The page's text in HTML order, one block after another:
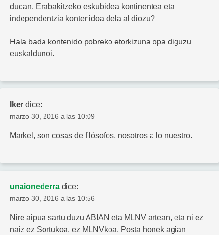
dudan. Erabakitzeko eskubidea kontinentea eta
independentzia kontenidoa dela al diozu?
Hala bada kontenido pobreko etorkizuna opa diguzu
euskaldunoi.
Iker dice:
marzo 30, 2016 a las 10:09
Markel, son cosas de filósofos, nosotros a lo nuestro.
unaionederra dice:
marzo 30, 2016 a las 10:56
Nire aipua sartu duzu ABIAN eta MLNV artean, eta ni ez
naiz ez Sortukoa, ez MLNVkoa. Posta honek agian